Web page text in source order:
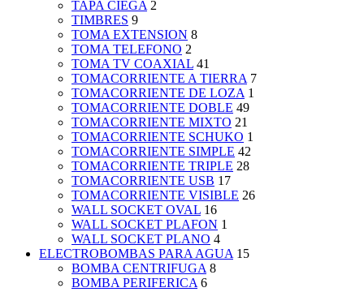
TAPA CIEGA 2
TIMBRES 9
TOMA EXTENSION 8
TOMA TELEFONO 2
TOMA TV COAXIAL 41
TOMACORRIENTE A TIERRA 7
TOMACORRIENTE DE LOZA 1
TOMACORRIENTE DOBLE 49
TOMACORRIENTE MIXTO 21
TOMACORRIENTE SCHUKO 1
TOMACORRIENTE SIMPLE 42
TOMACORRIENTE TRIPLE 28
TOMACORRIENTE USB 17
TOMACORRIENTE VISIBLE 26
WALL SOCKET OVAL 16
WALL SOCKET PLAFON 1
WALL SOCKET PLANO 4
ELECTROBOMBAS PARA AGUA 15
BOMBA CENTRIFUGA 8
BOMBA PERIFERICA 6